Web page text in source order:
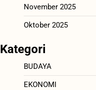
November 2025
Oktober 2025
Kategori
BUDAYA
EKONOMI